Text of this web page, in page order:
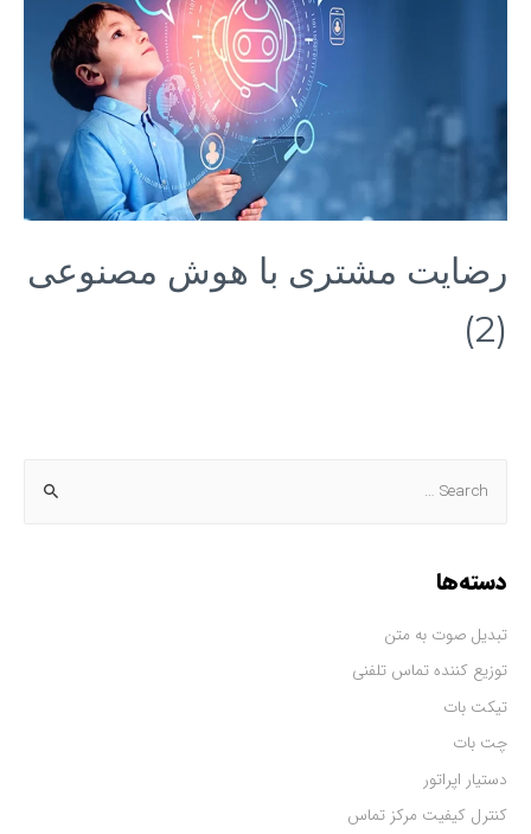
دسته‌ها
تبدیل صوت به متن
توزیع کننده تماس تلفنی
تیکت بات
چت بات
دستیار اپراتور
کنترل کیفیت مرکز تماس
رضایت مشتری با هوش مصنوعی
(2)